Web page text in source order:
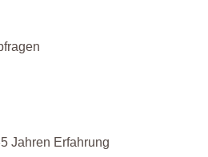
Jahren Erfahrung